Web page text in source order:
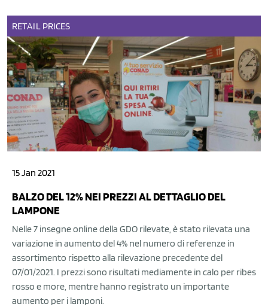
RETAIL PRICES
15 Jan 2021
BALZO DEL 12% NEI PREZZI AL DETTAGLIO DEL
LAMPONE
Nelle 7 insegne online della GDO rilevate, è stato rilevata una
variazione in aumento del 4% nel numero di referenze in
assortimento rispetto alla rilevazione precedente del
07/01/2021. I prezzi sono risultati mediamente in calo per ribes
rosso e more, mentre hanno registrato un importante
aumento per i lamponi.